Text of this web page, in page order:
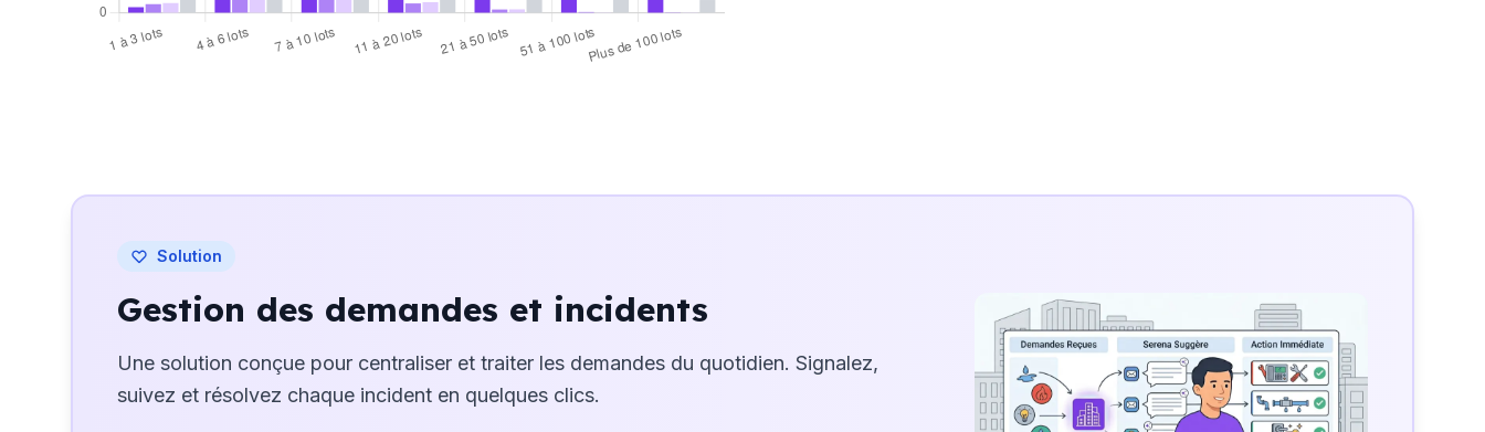
1 à 3 lots 4 à 6 lots 7 à 10 lots 11 à 20 lots 21 à 50 lots 51 à 100 lotsPlus de 100 lots
0
Solution
Gestion des demandes et incidents
Une solution conçue pour centraliser et traiter les demandes du quotidien. Signalez,
suivez et résolvez chaque incident en quelques clics.